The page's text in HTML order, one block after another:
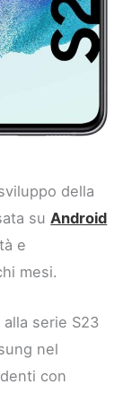
della
suAndroid
e
mesi.
serie S23
nel
con